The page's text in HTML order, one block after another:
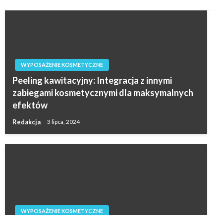
WYPOSAŻENIE KOSMETYCZNE
Peeling kawitacyjny: Integracja z innymi
zabiegami kosmetycznymi dla maksymalnych
efektów
Redakcja 3 lipca, 2024
WYPOSAŻENIE KOSMETYCZNE